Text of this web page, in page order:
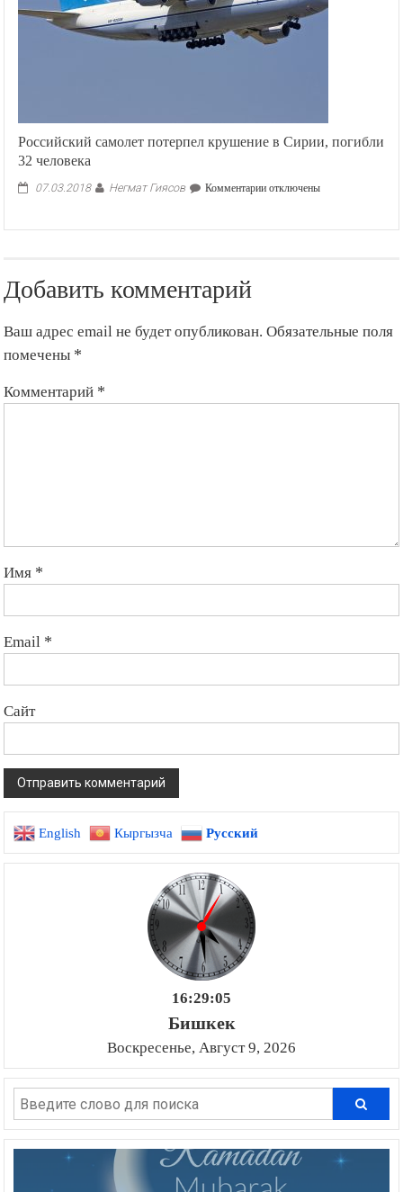
пост
президента
Российский самолет потерпел крушение в Сирии, погибли
32 человека
07.03.2018 Негмат Гиясов Комментариик
32
отключены
Добавить комментарий
Ваш адрес email не будет опубликован. Обязательные поля
помечены *
Комментарий *
Имя *
Email *
Сайт
English Кыргызча Русский
16:29:06
Бишкек
Воскресенье, Август 9, 2026